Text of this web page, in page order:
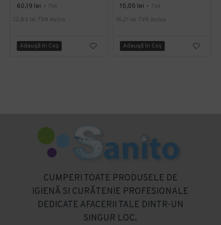
60,19 lei + TVA
72,83 lei TVA inclus
Adaugă în Coş
15,05 lei + TVA
18,21 lei TVA inclus
Adaugă în Coş
CUMPERI TOATE PRODUSELE DE
IGIENĂ SI CURĂTENIE PROFESIONALE
DEDICATE AFACERII TALE DINTR-UN
SINGUR LOC.